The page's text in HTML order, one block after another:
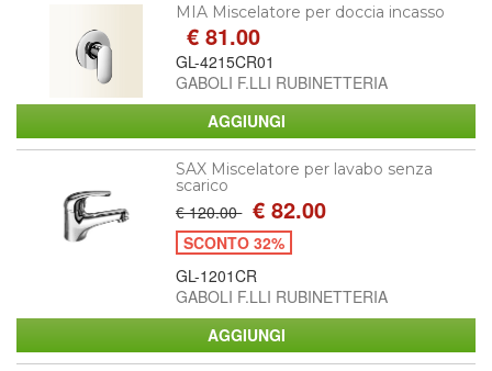
MIA Miscelatore per doccia incasso
€ 81.00
GL-4215CR01
GABOLI F.LLI RUBINETTERIA
SAX Miscelatore per lavabo senza
scarico
€ 120.00 € 82.00
SCONTO 32%
GL-1201CR
GABOLI F.LLI RUBINETTERIA